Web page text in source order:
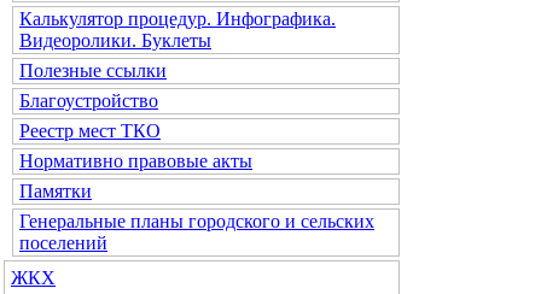
Калькулятор процедур. Инфографика.
Видеоролики. Буклеты
Полезные ссылки
Благоустройство
Реестр мест ТКО
Нормативно правовые акты
Памятки
Генеральные планы городского и сельских
поселений
ЖКХ